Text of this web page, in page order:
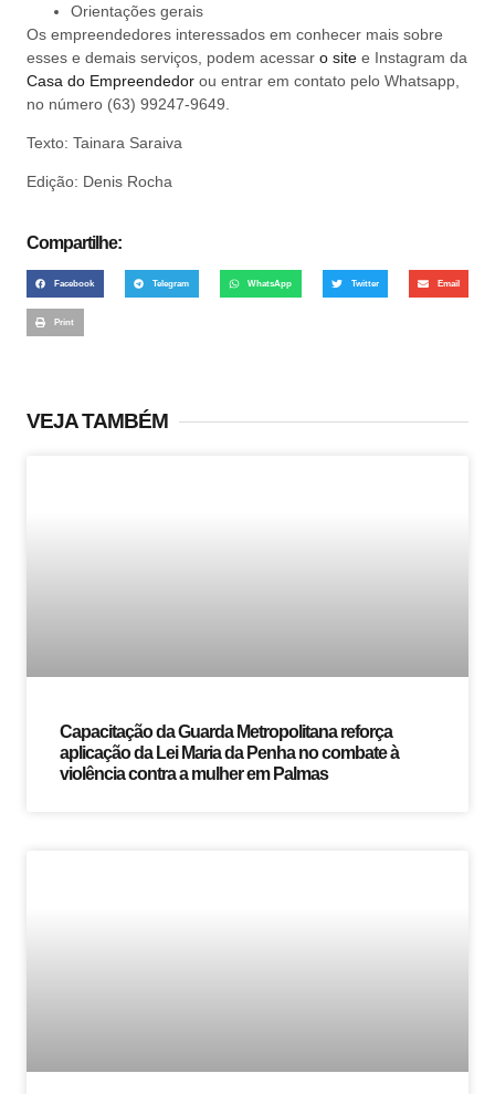
Orientações gerais
Os empreendedores interessados em conhecer mais sobre
esses e demais serviços, podem acessar o site e Instagram da
Casa do Empreendedor ou entrar em contato pelo Whatsapp,
no número (63) 99247-9649.
Texto: Tainara Saraiva
Edição: Denis Rocha
Compartilhe:
Facebook Telegram WhatsApp Twitter Email
Print
VEJA TAMBÉM
Capacitação da Guarda Metropolitana reforça
aplicação da Lei Maria da Penha no combate à
violência contra a mulher em Palmas